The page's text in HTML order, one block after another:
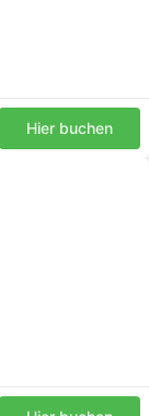
Hier buchen